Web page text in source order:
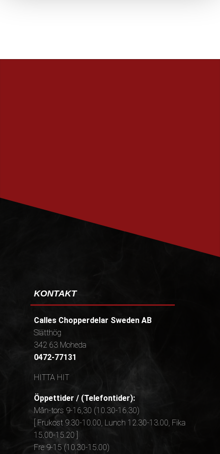
KONTAKT
Calles Chopperdelar Sweden AB
Slätthög
342 63 Moheda
0472-77131
HITTA HIT
Öppettider / (Telefontider):
Mån-tors 9-16,30 (10.30-16.30)
[ Frukost 9.30-10.00, Lunch 12.30-13.00, Fika
15.00-15.20 ]
Fre 9-15 (10.30-15.00)